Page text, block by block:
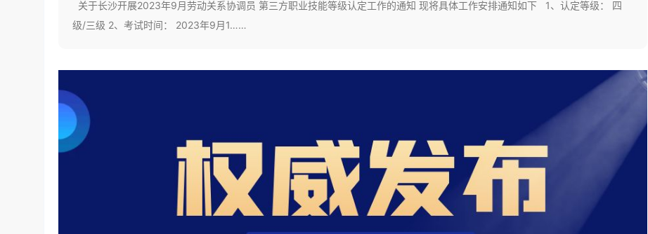
关于长沙开展2023年9月劳动关系协调员 第三方职业技能等级认定工作的通知 现将具体工作安排通知如下 1、认定等级： 四
级/三级 2、考试时间： 2023年9月1……